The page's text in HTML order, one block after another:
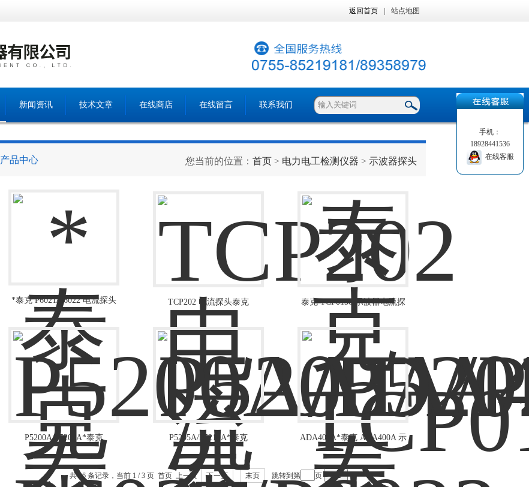
返回首页 站点地图
新闻资讯 技术文章 在线商店 在线留言 联系我们
产品中心 您当前的位置： 首页 > 电力电工检测仪器 > 示波器探头
*泰克 P6021/P6022 电流探头
TCP202 电流探头泰克
泰克 TCP0150 示波器电流探
头
P5200A/P5202A*泰克
P5200A/P5202A 示波器差分探
头
P5205A/P5210A*泰克
P5205A/P5210A 示波器差分探
头
ADA400A*泰克 ADA400A 示
波器差分前置放大器
共 16 条记录，当前 1 / 3 页 首页 上一页 下一页 末页 跳转到第 页
手机：
18928441536
在线客服